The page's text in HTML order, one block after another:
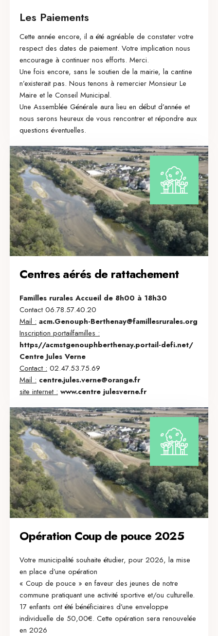
Les Paiements
Cette année encore, il a été agréable de constater votre
respect des dates de paiement. Votre implication nous
encourage à continuer nos efforts. Merci.
Une fois encore, sans le soutien de la mairie, la cantine
n’existerait pas. Nous tenons à remercier Monsieur Le
Maire et le Conseil Municipal.
Une Assemblée Générale aura lieu en début d’année et
nous serons heureux de vous rencontrer et répondre aux
questions éventuelles.
Centres aérés de rattachement
Familles rurales Accueil de 8h00 à 18h30
Contact 06.78.57.40.20
Mail : acm.Genouph-Berthenay@famillesrurales.org
Inscription portailfamilles :
https//acmstgenouphberthenay.portail-defi.net/
Centre Jules Verne
Contact : 02.47.53.75.69
Mail : centre.jules.verne@orange.fr
site internet : www.centre julesverne.fr
Opération Coup de pouce 2025
Votre municipalité souhaite étudier, pour 2026, la mise
en place d’une opération
« Coup de pouce » en faveur des jeunes de notre
commune pratiquant une activité sportive et/ou culturelle.
17 enfants ont été bénéficiaires d’une enveloppe
individuelle de 50,00€. Cette opération sera renouvelée
en 2026